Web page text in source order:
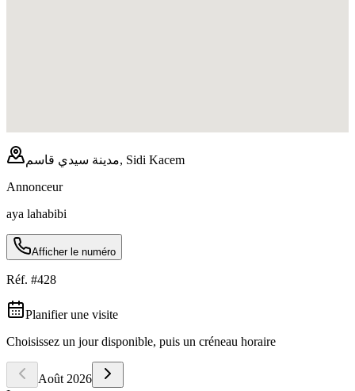
مدينة سيدي قاسم, Sidi Kacem
Annonceur
aya lahabibi
Afficher le numéro
Réf. #428
Planifier une visite
Choisissez un jour disponible, puis un créneau horaire
Août 2026